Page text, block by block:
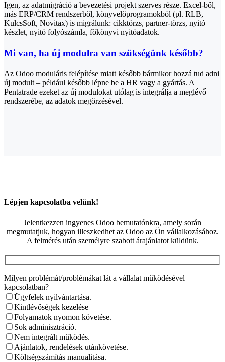
Igen, az adatmigráció a bevezetési projekt szerves része. Excel-ből,
más ERP/CRM rendszerből, könyvelőprogramokból (pl. RLB,
KulcsSoft, Novitax) is migrálunk: cikktörzs, partner-törzs, nyitó
készlet, nyitó folyószámla, főkönyvi nyitóadatok.
Mi van, ha új modulra van szükségünk később?
Az Odoo moduláris felépítése miatt később bármikor hozzá tud adni
új modult – például később lépne be a HR vagy a gyártás. A
Pentatrade ezeket az új modulokat utólag is integrálja a meglévő
rendszerébe, az adatok megőrzésével.
Lépjen kapcsolatba velünk!
Jelentkezzen ingyenes Odoo bemutatónkra, amely során
megmutatjuk, hogyan illeszkedhet az Odoo az Ön vállalkozásához.
A felmérés után személyre szabott árajánlatot küldünk.
Milyen problémát/problémákat lát a vállalat működésével
kapcsolatban?
Ügyfelek nyilvántartása.
Kintlévőségek kezelése
Folyamatok nyomon követése.
Sok adminisztráció.
Nem integrált működés.
Ajánlatok, rendelések utánkövetése.
Költségszámítás manualitása.